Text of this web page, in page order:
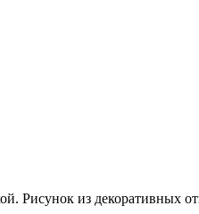
Рисунок из декоративных